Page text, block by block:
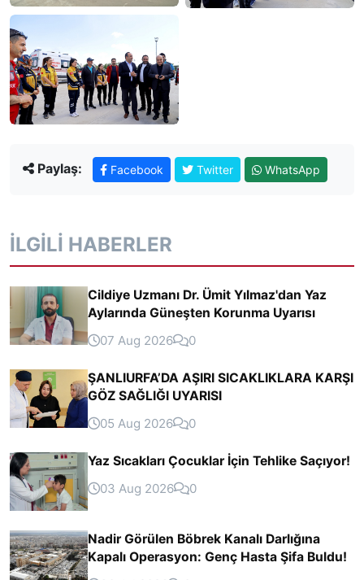
Paylaş: Facebook Twitter WhatsApp
İLGILI HABERLER
Cildiye Uzmanı Dr. Ümit Yılmaz'dan Yaz
Aylarında Güneşten Korunma Uyarısı
07 Aug 2026
0
ŞANLIURFA’DA AŞIRI SICAKLIKLARA KARŞI
GÖZ SAĞLIĞI UYARISI
05 Aug 2026
0
Yaz Sıcakları Çocuklar İçin Tehlike Saçıyor!
03 Aug 2026
0
Nadir Görülen Böbrek Kanalı Darlığına
Kapalı Operasyon: Genç Hasta Şifa Buldu!